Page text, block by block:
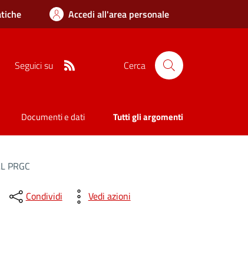
Accedi all'area personale
Seguici su Cerca
Documenti e dati Tutti gli argomenti
PRGC
Condividi Vedi azioni